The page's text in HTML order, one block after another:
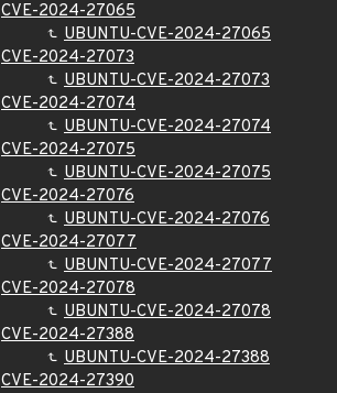
CVE-2024-27065
UBUNTU-CVE-2024-27065
CVE-2024-27073
UBUNTU-CVE-2024-27073
CVE-2024-27074
UBUNTU-CVE-2024-27074
CVE-2024-27075
UBUNTU-CVE-2024-27075
CVE-2024-27076
UBUNTU-CVE-2024-27076
CVE-2024-27077
UBUNTU-CVE-2024-27077
CVE-2024-27078
UBUNTU-CVE-2024-27078
CVE-2024-27388
UBUNTU-CVE-2024-27388
CVE-2024-27390